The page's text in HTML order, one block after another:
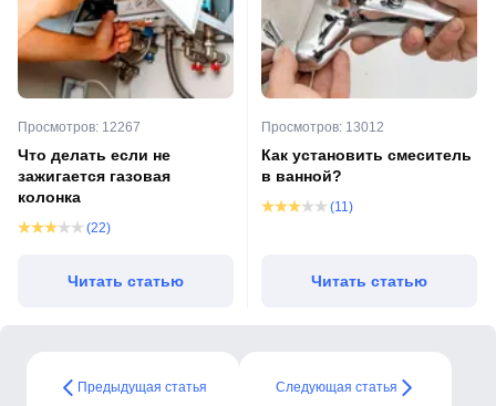
Просмотров: 12267
Что делать если не
зажигается газовая
колонка
(22)
Читать статью
Просмотров: 13012
Как установить смеситель
в ванной?
(11)
Читать статью
Предыдущая статья Следующая статья